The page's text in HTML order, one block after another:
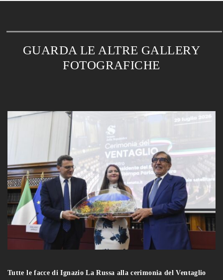
GUARDA LE ALTRE GALLERY
FOTOGRAFICHE
Tutte le facce di Ignazio La Russa alla cerimonia del Ventaglio